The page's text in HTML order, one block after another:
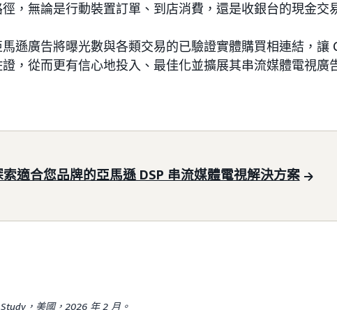
，無論是行動裝置訂單、到店消費，還是收銀台的現金交
遜廣告將曝光數與各類交易的已驗證實體購買相連結，讓
，從而更有信心地投入、最佳化並擴展其串流媒體電視廣
索適合您品牌的亞馬遜 DSP 串流媒體電視解決方案
，美國，2026 年 2 月。